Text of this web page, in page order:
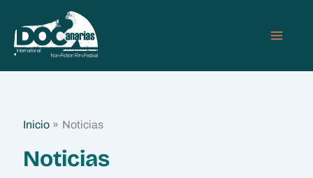
contenido
Inicio Noticias
Noticias